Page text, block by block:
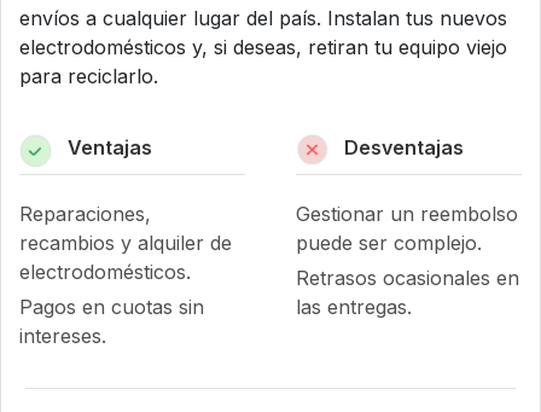
envíos a cualquier lugar del país. Instalan tus nuevos
electrodomésticos y, si deseas, retiran tu equipo viejo
para reciclarlo.
Ventajas
Reparaciones,
recambios y alquiler de
electrodomésticos.
Pagos en cuotas sin
intereses.
Desventajas
Gestionar un reembolso
puede ser complejo.
Retrasos ocasionales en
las entregas.